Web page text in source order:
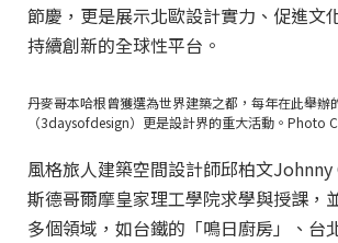
節慶，更是展示北歐設計實力、促進文
持續創新的全球性平台。
丹麥哥本哈根曾獲選為世界建築之都，每年在此舉辦
（3daysofdesign）更是設計界的重大活動。Photo
風格旅人建築空間設計師邱柏文
斯德哥爾摩皇家理工學院求學與授課，
多個領域，如台鐵的「鳴日廚房」、台